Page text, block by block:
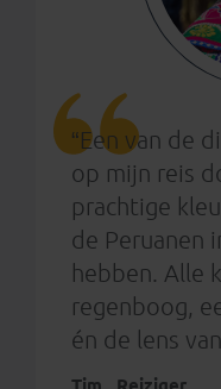
“Een van de
op mijn reis
prachtige
de Peruanen
hebben. Alle
regenboog,
én de lens
Tim , Reiziger